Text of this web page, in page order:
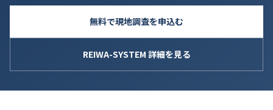
無料で現地調査を申込む
REIWA-SYSTEM 詳細を見る